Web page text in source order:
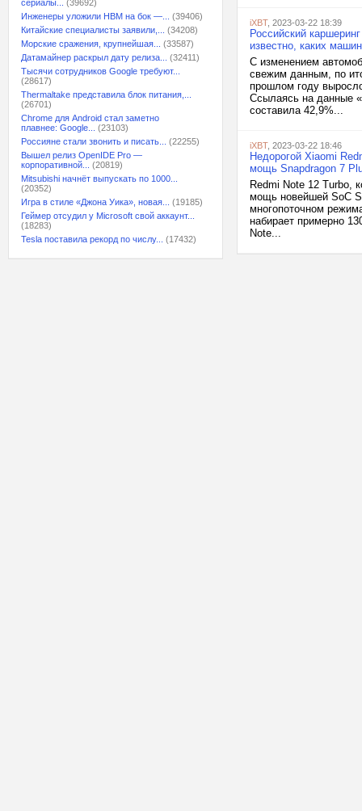
сериалы...
(39692)
Инженеры уложили HBM на бок —...
(39406)
Китайские специалисты заявили,...
(34208)
Морские сражения, крупнейшая...
(33587)
Датамайнер раскрыл дату релиза...
(32411)
Тысячи сотрудников Google требуют...
(28617)
Thermaltake представила блок питания,...
(26701)
Chrome для Android стал заметно
плавнее: Google...
(23103)
Россияне стали звонить и писать...
(22255)
Вышел релиз OpenIDE Pro —
корпоративной...
(20819)
Mitsubishi начнёт выпускать по 1000...
(20352)
Игра в стиле «Джона Уика», новая...
(19185)
Геймер отсудил у Microsoft свой аккаунт...
(18283)
Tesla поставила рекорд по числу...
(17432)
iXBT, 2023-03-22 18:39
Российский
известно, каких
С изменением
свежим данным, по
прошлом году
Ссылаясь на данные
составила 42,9%...
iXBT, 2023-03-22 18:46
Недорогой Xiaomi
мощь Snapdragon 7
Redmi Note 12 Turbo,
мощь новейшей SoC
многопоточном
набирает примерно
Note...